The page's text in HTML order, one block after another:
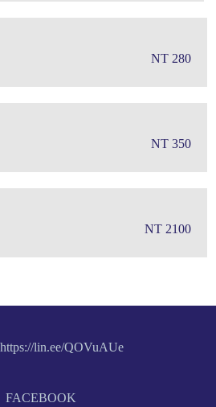
NT 280
NT 350
NT 2100
https://lin.ee/QOVuAUe
FACEBOOK